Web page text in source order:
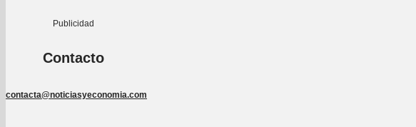
Publicidad
Contacto
contacta@noticiasyeconomia.com